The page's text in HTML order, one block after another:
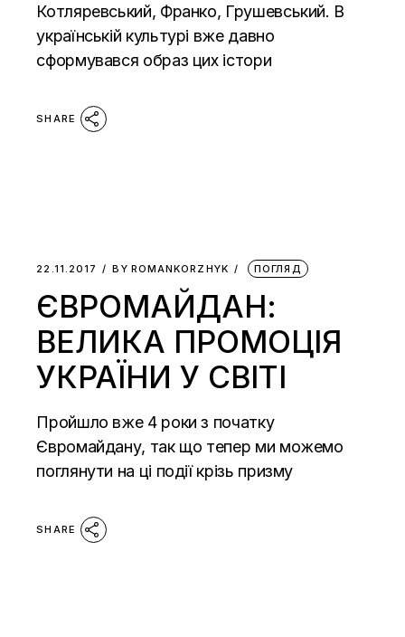
Котляревський, Франко, Грушевський. В
українській культурі вже давно
сформувався образ цих істори
SHARE
22.11.2017 BY ROMANKORZHYK ПОГЛЯД
ЄВРОМАЙДАН:
ВЕЛИКА ПРОМОЦІЯ
УКРАЇНИ У СВІТІ
Пройшло вже 4 роки з початку
Євромайдану, так що тепер ми можемо
поглянути на ці події крізь призму
SHARE